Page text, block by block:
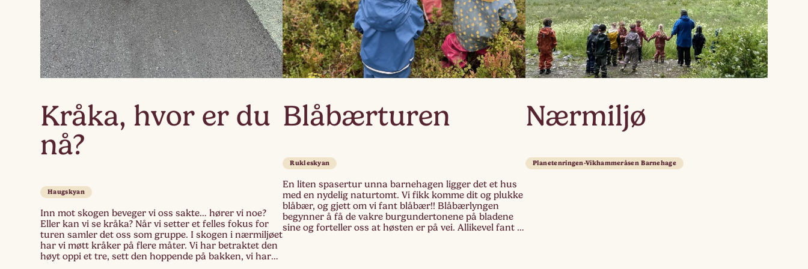
Kråka, hvor er du
nå?
Haugskyan
Inn mot skogen beveger vi oss sakte… hører vi noe?
Eller kan vi se kråka? Når vi setter et felles fokus for
turen samler det oss som gruppe. I skogen i nærmiljøet
har vi møtt kråker på flere måter. Vi har betraktet den
høyt oppi et tre, sett den hoppende på bakken, vi har
Blåbærturen
Rukleskyan
En liten spasertur unna barnehagen ligger det et hus
med en nydelig naturtomt. Vi fikk komme dit og plukke
blåbær, og gjett om vi fant blåbær!! Blåbærlyngen
begynner å få de vakre burgundertonene på bladene
sine og forteller oss at høsten er på vei. Allikevel fant vi
Nærmiljø
Planetenringen-Vikhammeråsen Barnehage